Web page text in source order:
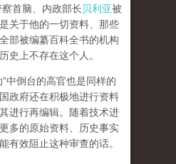
首脑、内政部长贝利亚被
关于他的一切资料、那些
部被编纂百科全书的机构
史上不存在这个人。
中倒台的高官也是同样的
政府还在积极地进行资料
进行再编辑。随着技术进
多的原始资料、历史事实
有效阻止这种审查的话。